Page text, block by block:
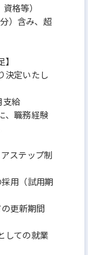
格等）
）含み、超
決定いたし
支給
、職務経験
ステップ制
用（試用期
更新期間
しての就業